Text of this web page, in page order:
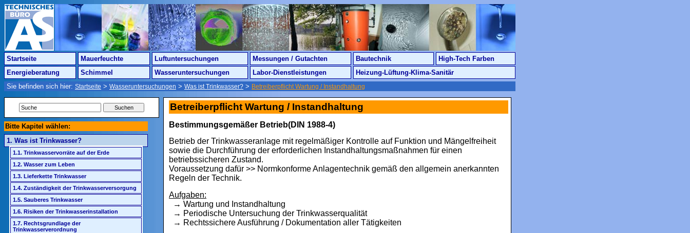
Startseite Mauerfeuchte Luftuntersuchungen Messungen / Gutachten Bautechnik
High-Tech Farben
Energieberatung
Schimmel Wasseruntersuchungen Labor-Dienstleistungen
Heizung-Lüftung-Klima-Sanitär
Sie befinden sich hier: Startseite > Wasseruntersuchungen > Was ist Trinkwasser? > Betreiberpflicht Wartung / Instandhaltung
Bitte Kapitel wählen:
1. Was ist Trinkwasser?
1.1. Trinkwasservorräte auf der Erde
1.2. Wasser zum Leben
1.3. Lieferkette Trinkwasser
1.4. Zuständigkeit der Trinkwasserversorgung
1.5. Sauberes Trinkwasser
1.6. Risiken der Trinkwasserinstallation
1.7. Rechtsgrundlage der
Trinkwasserverordnung
Betreiberpflicht Wartung / Instandhaltung
Bestimmungsgemäßer Betrieb(DIN 1988-4)
Betrieb der Trinkwasseranlage mit regelmäßiger Kontrolle auf Funktion und Mängelfreiheit
sowie die Durchführung der erforderlichen Instandhaltungsmaßnahmen für einen
betriebssicheren Zustand.
Voraussetzung dafür >> Normkonforme Anlagentechnik gemäß den allgemein anerkannten
Regeln der Technik.
Aufgaben:
→ Wartung und Instandhaltung
→ Periodische Untersuchung der Trinkwasserqualität
→ Rechtssichere Ausführung / Dokumentation aller Tätigkeiten